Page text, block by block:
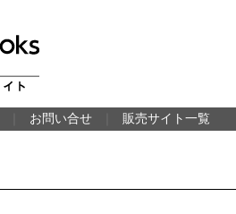
お問い合せ 販売サイト一覧